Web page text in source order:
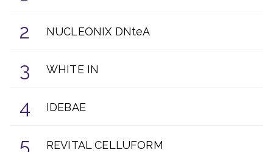
NUCLEONIX DNteA
WHITE IN
IDEBAE
REVITAL CELLUFORM